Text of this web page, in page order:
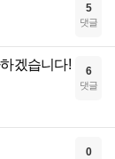
5
댓글
겠습니다! 6
댓글
0